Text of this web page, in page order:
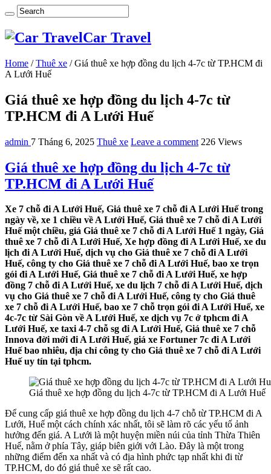
Car Travel
Home / Thuê xe / Giá thuê xe hợp đồng du lịch 4-7c từ TP.HCM đi
A Lưới Huế
Giá thuê xe hợp đồng du lịch 4-7c từ
TP.HCM đi A Lưới Huế
admin 7 Tháng 6, 2025 Thuê xe Leave a comment 226 Views
Giá thuê xe hợp đồng du lịch 4-7c từ
TP.HCM đi A Lưới Huế
Xe 7 chỗ đi A Lưới Huế, Giá thuê xe 7 chỗ đi A Lưới Huế trong
ngày về, xe 1 chiều về A Lưới Huế, Giá thuê xe 7 chỗ đi A Lưới
Huế một chiều, giá Giá thuê xe 7 chỗ đi A Lưới Huế 1 ngày, Giá
thuê xe 7 chỗ đi A Lưới Huế, Xe hợp đồng đi A Lưới Huế, xe du
lịch đi A Lưới Huế, dịch vụ cho Giá thuê xe 7 chỗ đi A Lưới
Huế, công ty cho Giá thuê xe 7 chỗ đi A Lưới Huế, bao xe trọn
gói đi A Lưới Huế, Giá thuê xe 7 chỗ đi A Lưới Huế, xe hợp
đồng 7 chỗ đi A Lưới Huế, xe du lịch 7 chỗ đi A Lưới Huế, dịch
vụ cho Giá thuê xe 7 chỗ đi A Lưới Huế, công ty cho Giá thuê
xe 7 chỗ đi A Lưới Huế, bao xe 7 chỗ trọn gói đi A Lưới Huế, xe
4c-7c từ Sài Gòn về A Lưới Huế, xe dịch vụ 7c ở tphcm đi A
Lưới Huế, xe taxi 4-7 chỗ sg đi A Lưới Huế, Giá thuê xe 7 chỗ
Innova đời mới đi A Lưới Huế, giá xe Fortuner 7c đi A Lưới
Huế bao nhiêu, địa chỉ công ty cho Giá thuê xe 7 chỗ đi A Lưới
Huế uy tín tại tphcm.
Giá thuê xe hợp đồng du lịch 4-7c từ TP.HCM đi A Lưới Huế
Để cung cấp giá thuê xe hợp đồng du lịch 4-7 chỗ từ TP.HCM đi A
Lưới, Huế một cách chính xác nhất, tôi sẽ làm rõ các yếu tố ảnh
hưởng đến giá. A Lưới là một huyện miền núi của tỉnh Thừa Thiên
Huế, nằm ở phía Tây, giáp biên giới với Lào. Đây là một trong
những điểm đến xa nhất và có địa hình phức tạp nhất khi đi từ
TP.HCM, do đó giá thuê xe sẽ rất cao.